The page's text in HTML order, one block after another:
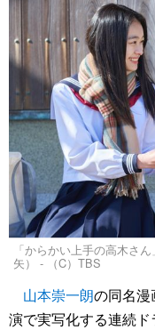
「からかい上手の高木さ
矢） - （C）TBS
山本崇一朗の同名漫
演で実写化する連続